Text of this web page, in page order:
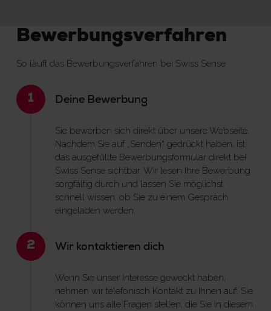
Bewerbungsverfahren
So läuft das Bewerbungsverfahren bei Swiss Sense
1 Deine Bewerbung
Sie bewerben sich direkt über unsere Webseite.
Nachdem Sie auf „Senden“ gedrückt haben, ist
das ausgefüllte Bewerbungsformular direkt bei
Swiss Sense sichtbar. Wir lesen Ihre Bewerbung
sorgfältig durch und lassen Sie möglichst
schnell wissen, ob Sie zu einem Gespräch
eingeladen werden.
2 Wir kontaktieren dich
Wenn Sie unser Interesse geweckt haben,
nehmen wir telefonisch Kontakt zu Ihnen auf. Sie
können uns alle Fragen stellen, die Sie in diesem